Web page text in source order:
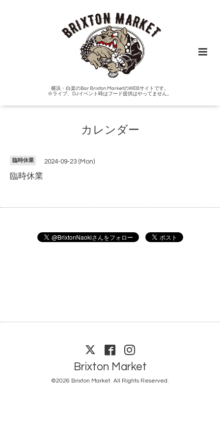
横浜・白楽のBar Brixton MarketのWEBサイトです。
※ライブ、DJイベント時はフード提供はやってません。
カレンダー
臨時休業 2024-09-23 (Mon)
臨時休業
Brixton Market
©2026 Brixton Market. All Rights Reserved.